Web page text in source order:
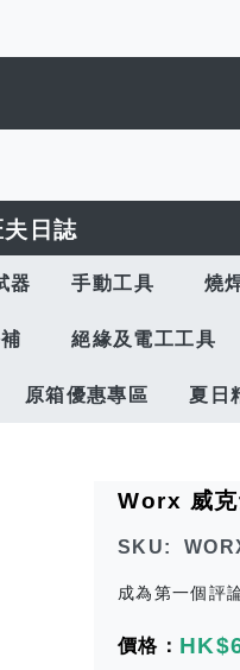
夫日誌
器 手動工具 燒
絕緣及電工工具
原箱優惠專區 夏日
Worx 威
SKU
成為第一個評